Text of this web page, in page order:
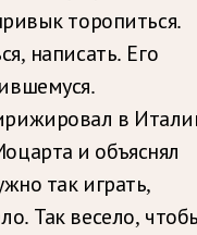
торопиться.
написать. Его
в
и объяснял
так играть,
Так весело,